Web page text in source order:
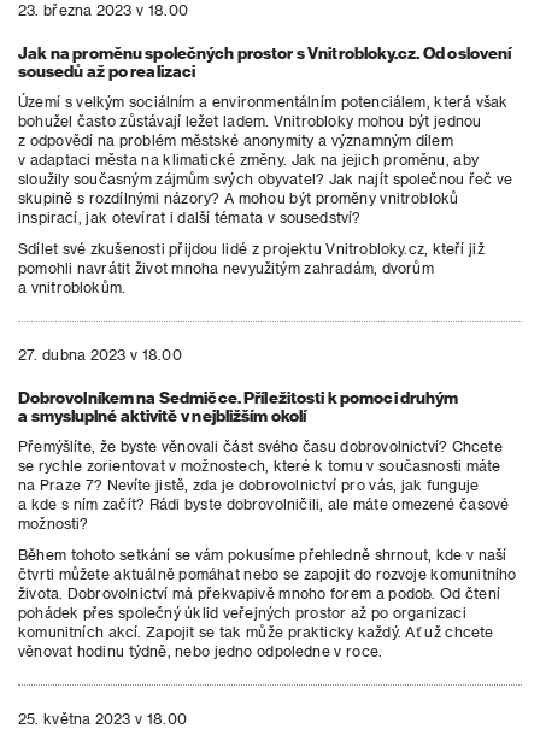
23. března 2023 v 18.00
Jak na proměnu společných prostor s Vnitrobloky.cz. Od oslovení
sousedů až po realizaci
Území s velkým sociálním a environmentálním potenciálem, která však
bohužel často zůstávají ležet ladem. Vnitrobloky mohou být jednou
z odpovědí na problém městské anonymity a významným dílem
v adaptaci města na klimatické změny. Jak na jejich proměnu, aby
sloužily současným zájmům svých obyvatel? Jak najít společnou řeč ve
skupině s rozdílnými názory? A mohou být proměny vnitrobloků
inspirací, jak otevírat i další témata v sousedství?
Sdílet své zkušenosti přijdou lidé z projektu Vnitrobloky.cz, kteří již
pomohli navrátit život mnoha nevyužitým zahradám, dvorům
a vnitroblokům.
27. dubna 2023 v 18.00
Dobrovolníkem na Sedmičce. Příležitosti k pomoci druhým
a smysluplné aktivitě v nejbližším okolí
Přemýšlíte, že byste věnovali část svého času dobrovolnictví? Chcete
se rychle zorientovat v možnostech, které k tomu v současnosti máte
na Praze 7? Nevíte jistě, zda je dobrovolnictví pro vás, jak funguje
a kde s ním začít? Rádi byste dobrovolničili, ale máte omezené časové
možnosti?
Během tohoto setkání se vám pokusíme přehledně shrnout, kde v naší
čtvrti můžete aktuálně pomáhat nebo se zapojit do rozvoje komunitního
života. Dobrovolnictví má překvapivě mnoho forem a podob. Od čtení
pohádek přes společný úklid veřejných prostor až po organizaci
komunitních akcí. Zapojit se tak může prakticky každý. Ať už chcete
věnovat hodinu týdně, nebo jedno odpoledne v roce.
25. května 2023 v 18.00